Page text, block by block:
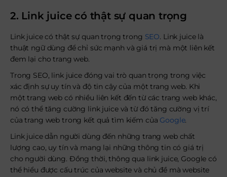
2. Link juice có thật sự quan trọng
Link juice có thật sự quan trọng trong SEO. Link juice là
thuật ngữ dùng để chỉ sức mạnh và giá trị mà một liên kết
đem lại cho trang web.
Trong SEO, link juice đóng vai trò quan trọng trong việc
xác định sự uy tín và độ tin cậy của một trang web. Khi
một trang web có nhiều liên kết đến từ các trang web khác,
nó có thể tăng cường link juice và từ đó tăng cường vị trí
của trang web trong kết quả tìm kiếm của Google.
Link juice dẫn người dùng đến những trang web chất
lượng cao, uy tín và mang lại những thông tin có giá trị
cho người dùng. Đồng thời, thông qua link juice, Google có
thể hiểu được cấu trúc của website và chủ đề mà website